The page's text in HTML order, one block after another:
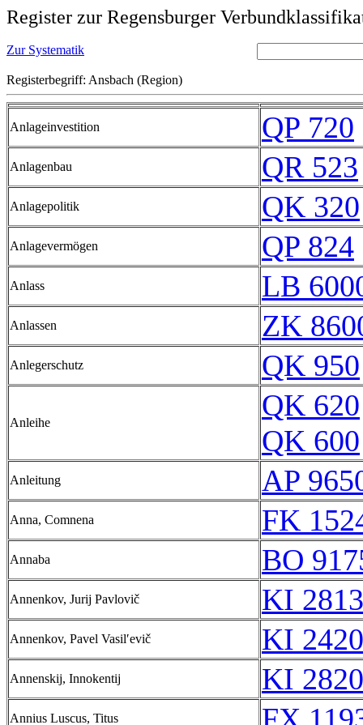
Register zur Regensburger
Zur Systematik
Registerbegriff: Ansbach (Region)
Anlageinvestition QP 720
Anlagenbau QR 523
Anlagepolitik QK 320
Anlagevermögen QP 824
Anlass LB
Anlassen ZK
Anlegerschutz QK 950
Anleihe
QK 620
QK 600
Anleitung AP
Anna, Comnena FK
Annaba BO
Annenkov, Jurij Pavlovič KI
Annenkov, Pavel Vasilʹevič KI
Annenskij, Innokentij KI
Annius Luscus, Titus